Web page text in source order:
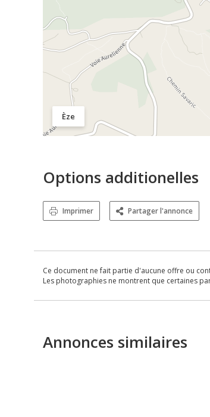
Èze
Options additionelles
Imprimer Partager l'annonce
Ce document ne fait partie d'aucune offre ou
Les photographies ne montrent que certaines
Annonces similaires